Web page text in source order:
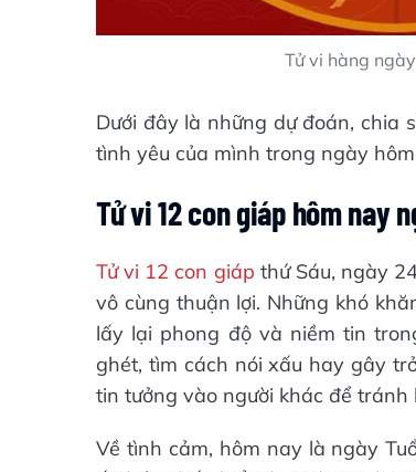
Tử vi hàng
Dưới đây là những dự đoán, chia
tình yêu của mình trong ngày
Tử vi 12 con giáp hôm nay
Tử vi 12 con giáp thứ Sáu, ngày
vô cùng thuận lợi. Những khó
lấy lại phong độ và niềm tin
ghét, tìm cách nói xấu hay gây
tin tưởng vào người khác để tránh
Về tình cảm, hôm nay là ngày